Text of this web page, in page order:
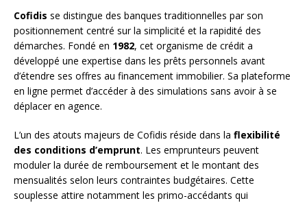
Cofidis se distingue des banques traditionnelles par son
positionnement centré sur la simplicité et la rapidité des
démarches. Fondé en 1982, cet organisme de crédit a
développé une expertise dans les prêts personnels avant
d’étendre ses offres au financement immobilier. Sa plateforme
en ligne permet d’accéder à des simulations sans avoir à se
déplacer en agence.
L’un des atouts majeurs de Cofidis réside dans la flexibilité
des conditions d’emprunt. Les emprunteurs peuvent
moduler la durée de remboursement et le montant des
mensualités selon leurs contraintes budgétaires. Cette
souplesse attire notamment les primo-accédants qui